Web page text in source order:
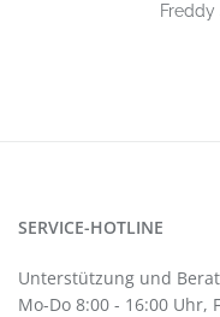
Freddy
SERVICE-HOTLINE
Unterstützung und
Mo-Do 8:00 - 16:00 Uhr,